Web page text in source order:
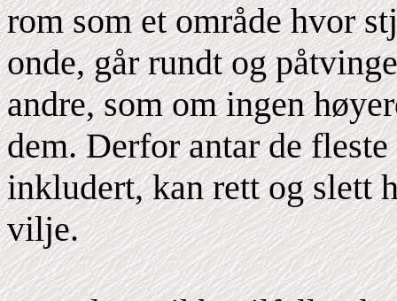
rom som et område hvor
onde, går rundt og
andre, som om ingen
dem. Derfor antar de
inkludert, kan rett og slett
vilje.